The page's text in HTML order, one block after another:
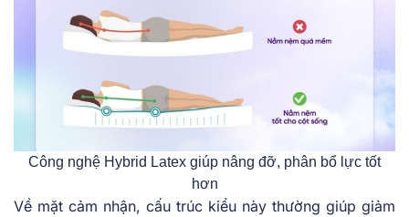
Công nghệ Hybrid Latex giúp nâng đỡ, phân bổ lực tốt
hơn
Về mặt cảm nhận, cấu trúc kiểu này thường giúp giảm